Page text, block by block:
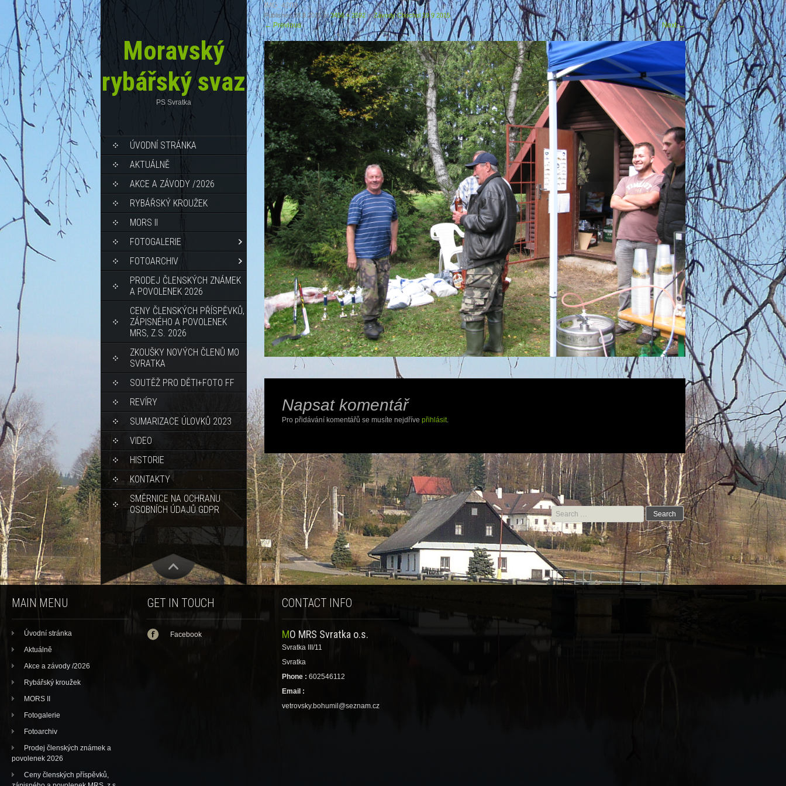
Moravský
rybářský svaz
PS Svratka
ÚVODNÍ STRÁNKA
AKTUÁLNĚ
AKCE A ZÁVODY /2026
RYBÁŘSKÝ KROUŽEK
MORS II
FOTOGALERIE
FOTOARCHIV
PRODEJ ČLENSKÝCH ZNÁMEK
A POVOLENEK 2026
CENY ČLENSKÝCH PŘÍSPĚVKŮ,
ZÁPISNÉHO A POVOLENEK
MRS, Z.S. 2026
ZKOUŠKY NOVÝCH ČLENŮ MO
SVRATKA
SOUTĚŽ PRO DĚTI+FOTO FF
REVÍRY
SUMARIZACE ÚLOVKŮ 2023
VIDEO
HISTORIE
KONTAKTY
SMĚRNICE NA OCHRANU
OSOBNÍCH ÚDAJŮ GDPR
IMG_4208
Published28.9.2015at3456 × 2592inZávody Chochol 19.9 2015
←Previous Next→
Napsat komentář
Pro přidávání komentářů se musíte nejdříve přihlásit.
Search for:
MAIN MENU
Úvodní stránka
Aktuálně
Akce a závody /2026
Rybářský kroužek
MORS II
Fotogalerie
Fotoarchiv
Prodej členských známek a
povolenek 2026
Ceny členských příspěvků,
GET IN TOUCH
Facebook
CONTACT INFO
MO MRS Svratka o.s.
Svratka III/11
Svratka
Phone : 602546112
Email :
vetrovsky.bohumil@seznam.cz